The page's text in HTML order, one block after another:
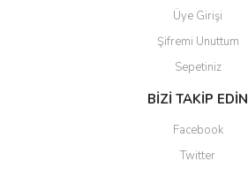
Üye Girişi
Şifremi Unuttum
Sepetiniz
BİZİ TAKİP EDİN
Facebook
Twitter